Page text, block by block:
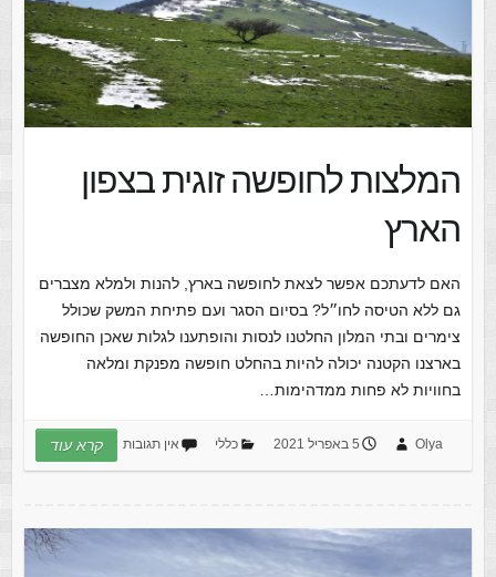
המלצות לחופשה זוגית בצפון
הארץ
האם לדעתכם אפשר לצאת לחופשה בארץ, להנות ולמלא מצברים
גם ללא הטיסה לחו״ל? בסיום הסגר ועם פתיחת המשק שכולל
צימרים ובתי המלון החלטנו לנסות והופתענו לגלות שאכן החופשה
בארצנו הקטנה יכולה להיות בהחלט חופשה מפנקת ומלאה
בחוויות לא פחות ממדהימות…
Olya 5 באפריל 2021 כללי אין תגובות קרא עוד